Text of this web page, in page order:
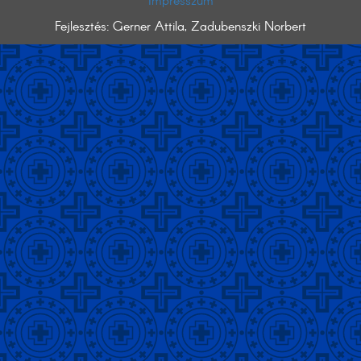
Fejlesztés: Gerner Attila, Zadubenszki Norbert